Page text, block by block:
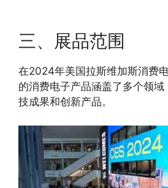
三、展品范围
在2024年美国拉斯维加斯消费
的消费电子产品涵盖了多个领
技成果和创新产品。